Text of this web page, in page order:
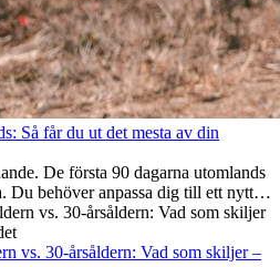
Så får du ut det mesta av din
De första 90 dagarna utomlands
Du behöver anpassa dig till ett nytt
förstå kulturen och hantera
visar hur du kan utnyttja dina första
så att du blir framgångsrik i arbetet
vs. 30-årsåldern: Vad som skiljer –